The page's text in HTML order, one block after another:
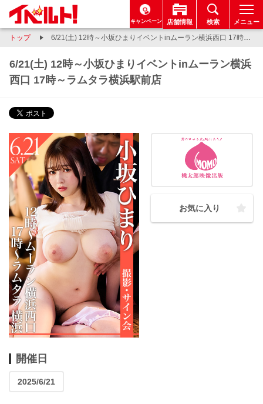
キャンペーン 店舗情報 検索 メニュー
トップ 6/21(土) 12時～小坂ひまりイベントinムーラン横浜西口 17時～ラムタラ横浜駅前店
6/21(土) 12時～小坂ひまりイベントinムーラン横浜
西口 17時～ラムタラ横浜駅前店
お気に入り
開催日
2025/6/21